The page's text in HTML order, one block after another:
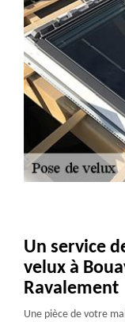
Un service
velux à
Ravalement
Une pièce de votre